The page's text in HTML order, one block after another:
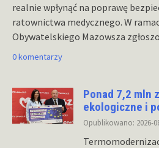
realnie wpłynąć na poprawę
ratownictwa medycznego. W
Obywatelskiego Mazowsza
0 komentarzy
Ponad 7,2 mln
ekologiczne i
Opublikowano: 2026-